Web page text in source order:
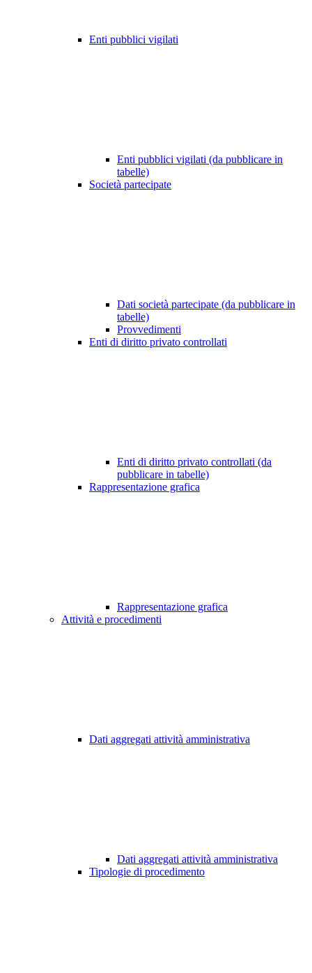
Enti pubblici vigilati
Enti pubblici vigilati (da pubblicare in
tabelle)
Società partecipate
Dati società partecipate (da pubblicare in
tabelle)
Provvedimenti
Enti di diritto privato controllati
Enti di diritto privato controllati (da
pubblicare in tabelle)
Rappresentazione grafica
Rappresentazione grafica
Attività e procedimenti
Dati aggregati attività amministrativa
Dati aggregati attività amministrativa
Tipologie di procedimento